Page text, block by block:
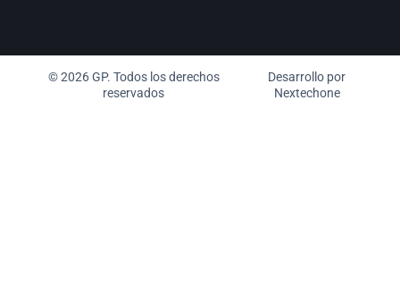
© 2026 GP. Todos los derechos
reservados
Desarrollo por
Nextechone